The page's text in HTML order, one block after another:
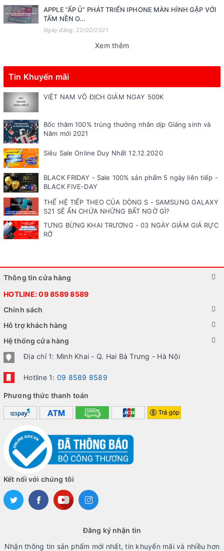
APPLE “ẤP Ủ” PHÁT TRIỂN IPHONE MÀN HÌNH GẬP VỚI
TẤM NỀN O...
Ngày đăng: 22/02/2021
Xem thêm
Tin Khuyến mãi
VIỆT NAM VÔ ĐỊCH GIẢM NGAY 500K
Bốc thăm 100% trúng thưởng nhân dịp Giáng sinh và
Năm mới 2021
Siêu Sale Online Duy Nhất 12.12.2020
BLACK FRIDAY - Sale 100% sản phẩm 5 ngày liên tiếp -
BLACK FIVE-DAY
THẾ HỆ TIẾP THEO CỦA DÒNG S - SAMSUNG GALAXY
S21 SẼ ẨN CHỨA NHỮNG BẤT NGỜ GÌ?
TƯNG BỪNG KHAI TRƯƠNG - 03 NGÀY GIẢM GIÁ RỰC
RỠ
Thông tin cửa hàng
HOTLINE:09 8589 8589
Chính sách
Hỗ trợ khách hàng
Hệ thống cửa hàng
Địa chỉ 1: Minh Khai - Q. Hai Bà Trưng - Hà Nội
Hotline 1: 09 8589 8589
Phương thức thanh toán
Kết nối với chúng tôi
Đăng ký nhận tin
Nhận thông tin sản phẩm mới nhất, tin khuyến mãi và nhiều hơn